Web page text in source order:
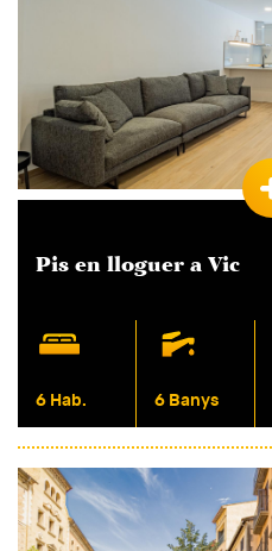
Pis en lloguer a Vic
6 Hab. 6 Banys